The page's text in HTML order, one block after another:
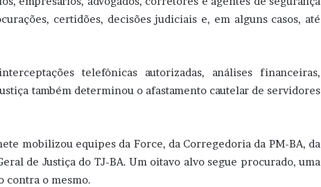
certidões, decisões judiciais e, em alguns casos, até
telefônicas autorizadas, análises financeiras,
também determinou o afastamento cautelar de servidores
mobilizou equipes da Force, da Corregedoria da PM-BA, da
de Justiça do TJ-BA. Um oitavo alvo segue procurado, uma
contra o mesmo.